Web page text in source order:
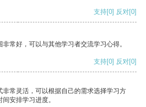
支持[0] 反对[0]
常好，可以与其他学习者交流学习心得。
支持[0] 反对[0]
非常灵活，可以根据自己的需求选择学习方
安排学习进度。